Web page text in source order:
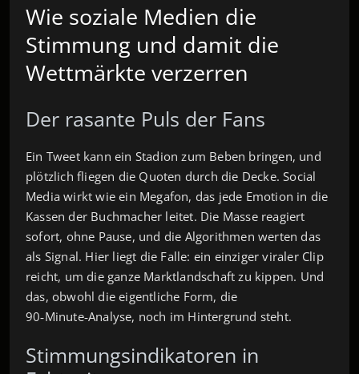
Wie soziale Medien die
Stimmung und damit die
Wettmärkte verzerren
Der rasante Puls der Fans
Ein Tweet kann ein Stadion zum Beben bringen, und
plötzlich fliegen die Quoten durch die Decke. Social
Media wirkt wie ein Megafon, das jede Emotion in die
Kassen der Buchmacher leitet. Die Masse reagiert
sofort, ohne Pause, und die Algorithmen werten das
als Signal. Hier liegt die Falle: ein einziger viraler Clip
reicht, um die ganze Marktlandschaft zu kippen. Und
das, obwohl die eigentliche Form, die
90‑Minute‑Analyse, noch im Hintergrund steht.
Stimmungsindikatoren in